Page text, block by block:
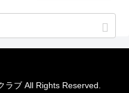
ブ All Rights Reserved.